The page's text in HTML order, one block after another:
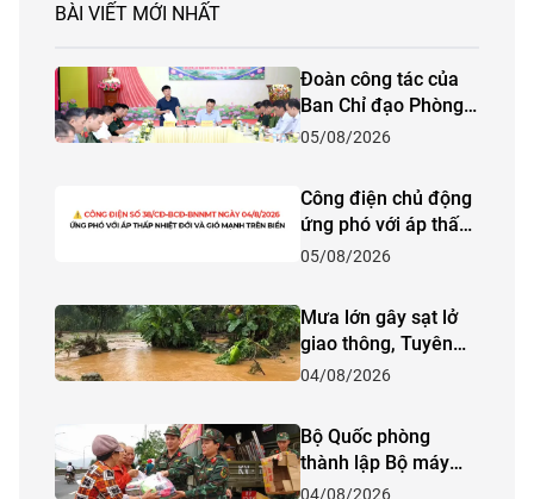
BÀI VIẾT MỚI NHẤT
Đoàn công tác của
Ban Chỉ đạo Phòng
thủ dân sự quốc gia
tai và tìm kiếm cứu
nạn năm 2026 tại
tỉnh Lào Cai
05/08/2026
Công điện chủ động
ứng phó với áp thấp
nhiệt đới và gió
05/08/2026
Mưa lớn gây sạt lở
giao thông, Tuyên
Quang khẩn trương
04/08/2026
Bộ Quốc phòng
thành lập Bộ máy
quản lý Quỹ phòng
04/08/2026